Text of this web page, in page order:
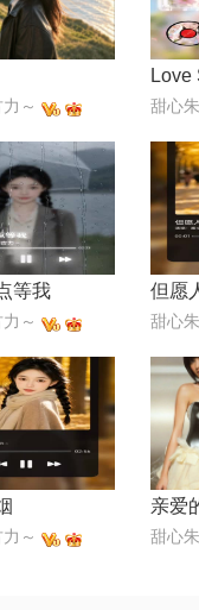
～
Love
甜心
等我
～
但愿
甜心
～
亲爱
甜心